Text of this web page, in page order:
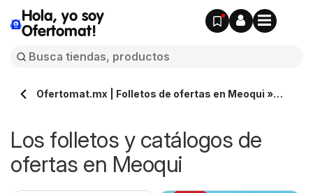
Hola, yo soy
Ofertomat!
Ofertomat.mx | Folletos de ofertas en Meoqui »
Los folletos y catálogos de
ofertas en Meoqui